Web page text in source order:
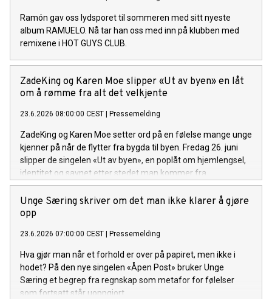
Ramón gav oss lydsporet til sommeren med sitt nyeste
album RAMUELO. Nå tar han oss med inn på klubben med
remixene i HOT GUYS CLUB.
ZadeKing og Karen Moe slipper «Ut av byen» en låt
om å rømme fra alt det velkjente
23.6.2026 08:00:00 CEST Pressemelding
ZadeKing og Karen Moe setter ord på en følelse mange unge
kjenner på når de flytter fra bygda til byen. Fredag 26. juni
slipper de singelen «Ut av byen», en poplåt om hjemlengsel,
identitet og savnet etter stedet man kommer fra.
Unge Særing skriver om det man ikke klarer å gjøre
opp
23.6.2026 07:00:00 CEST Pressemelding
Hva gjør man når et forhold er over på papiret, men ikke i
hodet? På den nye singelen «Åpen Post» bruker Unge
Særing et begrep fra regnskap som metafor for følelser
som fortsatt står uoppgjort.